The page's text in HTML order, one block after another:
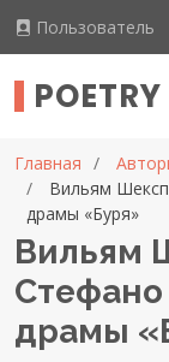
Пользователь
Главная
Вильям
драмы «Буря»
Вильям
Стефано
драмы